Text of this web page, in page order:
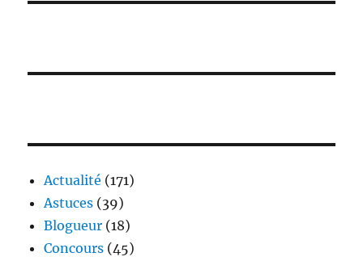
Actualité (171)
Astuces (39)
Blogueur (18)
Concours (45)